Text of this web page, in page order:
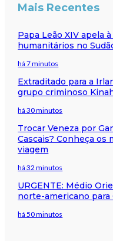
Mais Recentes
Papa Leão XIV apela
humanitários no
há 7 minutos
Extraditado para a
grupo criminoso
há 30 minutos
Trocar Veneza por
Cascais? Conheça os
viagem
há 32 minutos
URGENTE: Médio
norte-americano para
há 50 minutos